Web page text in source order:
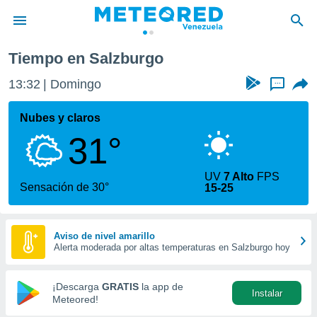
de
ha
calidad.
a este
las
y
forma
digital
basada
Tiempo en Salzburgo
13:32 Domingo ...
Nubes y claros
31°
Sensación de 30°
UV7 Alto FPS
15-25
Aviso de nivel amarillo
Alerta moderada por altas temperaturas en Salzburgo hoy
¡Descarga GRATIS la app de
Meteored!
Instalar